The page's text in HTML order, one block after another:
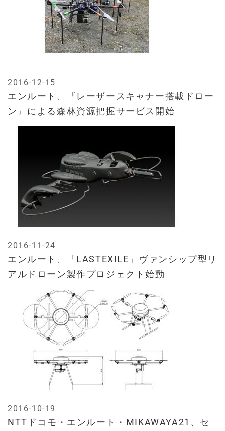
エンルート、『レーザースキャナー搭載ドロー
ン』による森林資源把握サービス開始
2016-12-15
エンルート、「LASTEXILE」ヴァンシップ型リ
アルドローン製作プロジェクト始動
2016-11-24
NTTドコモ・エンルート・MIKAWAYA21、セ
2016-10-19